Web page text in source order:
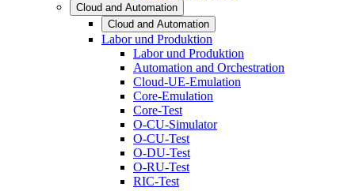
Cloud and Automation
Cloud and Automation
Labor und Produktion
Labor und Produktion
Automation and Orchestration
Cloud-UE-Emulation
Core-Emulation
Core-Test
O-CU-Simulator
O-CU-Test
O-DU-Test
O-RU-Test
RIC-Test